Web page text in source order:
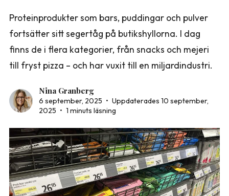
Proteinprodukter som bars, puddingar och pulver
fortsätter sitt segertåg på butikshyllorna. I dag
finns de i flera kategorier, från snacks och mejeri
till fryst pizza – och har vuxit till en miljardindustri.
Nina Granberg
6 september, 2025 • Uppdaterades 10 september,
2025 • 1 minuts läsning